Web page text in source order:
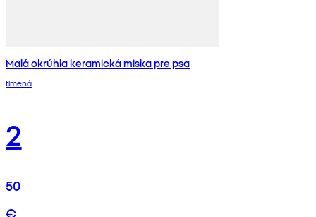
Malá okrúhla keramická miska pre psa
tlmená
2
50
€